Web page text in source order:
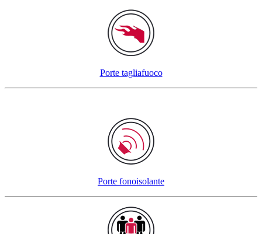
Porte tagliafuoco
Porte fonoisolante